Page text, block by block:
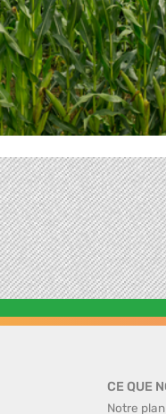
CE QUE
Notre